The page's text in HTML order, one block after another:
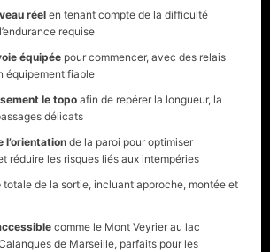
réelen tenant compte de la difficulté
requise
équipée pour commencer, avec des relais
équipement fiable
le topo afin de repérer la longueur, la
délicats
l’orientationde la paroi pour optimiser
réduire les risques liés aux intempéries
totale de la sortie, incluant approche, montée et
comme le Mont Veyrier au lac
de Marseille, parfaits pour les